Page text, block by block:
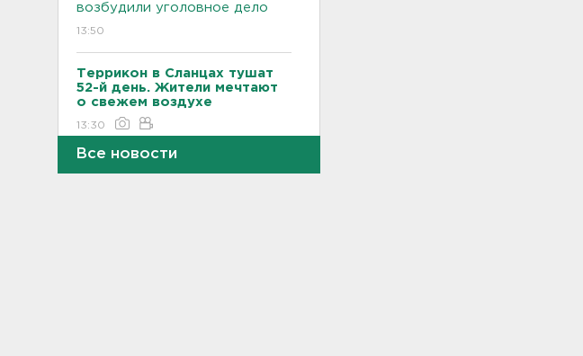
возбудили уголовное дело
13:50
Террикон в Сланцах тушат
52-й день. Жители мечтают
о свежем воздухе
13:30
Все новости